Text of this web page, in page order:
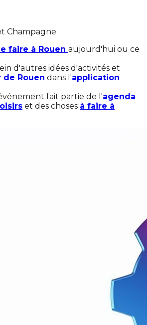
Champagne
faire à Rouen aujourd'hui ou ce
d'autres idées d'activités et
de Rouen dans l'application
fait partie de l'agenda
et des choses à faire à